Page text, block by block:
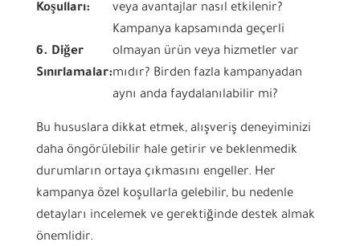
Koşulları:
veya avantajlar nasıl etkilenir?
6. Diğer
Sınırlamalar:
Kampanya kapsamında geçerli
olmayan ürün veya hizmetler var
mıdır? Birden fazla kampanyadan
aynı anda faydalanılabilir mi?
Bu hususlara dikkat etmek, alışveriş deneyiminizi
daha öngörülebilir hale getirir ve beklenmedik
durumların ortaya çıkmasını engeller. Her
kampanya özel koşullarla gelebilir, bu nedenle
detayları incelemek ve gerektiğinde destek almak
önemlidir.